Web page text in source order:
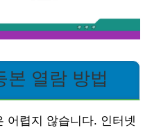
본 열람 방법
어렵지 않습니다. 인터넷